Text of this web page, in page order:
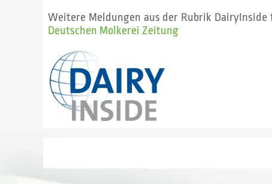
Weitere Meldungen aus der Rubrik
Deutschen Molkerei Zeitung